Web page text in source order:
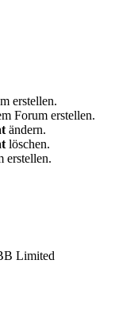
erstellen.
Forum erstellen.
ändern.
löschen.
erstellen.
Limited